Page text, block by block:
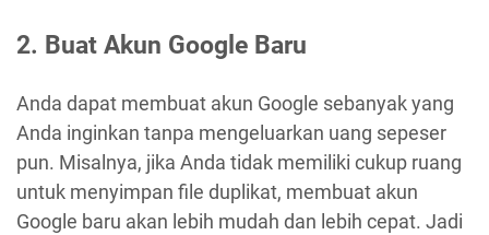
2. Buat Akun Google Baru
Anda dapat membuat akun Google sebanyak yang
Anda inginkan tanpa mengeluarkan uang sepeser
pun. Misalnya, jika Anda tidak memiliki cukup ruang
untuk menyimpan file duplikat, membuat akun
Google baru akan lebih mudah dan lebih cepat. Jadi